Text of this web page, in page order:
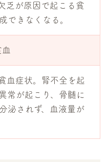
乏が原因で起こる貧
できなくなる。
血症状。腎不全を起
常が起こり、骨髄に
泌されず、血液量が